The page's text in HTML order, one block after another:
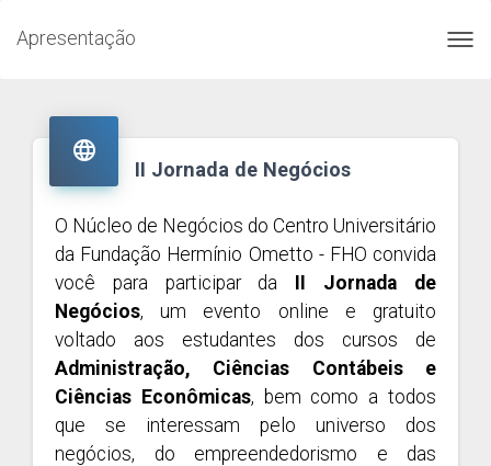
Apresentação

II Jornada de Negócios
O Núcleo de Negócios do Centro Universitário
da Fundação Hermínio Ometto - FHO convida
você para participar da
II Jornada de
Negócios, um evento online e gratuito
voltado aos estudantes dos cursos de
Administração, Ciências Contábeis e
Ciências Econômicas, bem como a todos
que se interessam pelo universo dos
negócios, do empreendedorismo e das